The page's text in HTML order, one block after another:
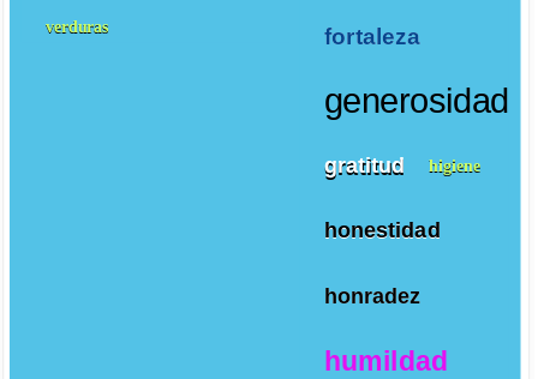
fortaleza
generosidad
gratitud higiene
honestidad
honradez
humildad
verduras